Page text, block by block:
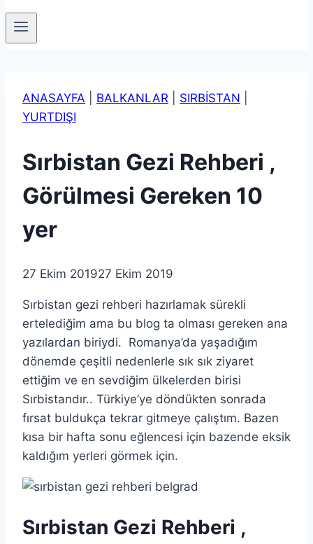
ANASAYFA BALKANLAR SIRBİSTAN
YURTDIŞI
Sırbistan Gezi Rehberi ,
Görülmesi Gereken 10
yer
27 Ekim 201927 Ekim 2019
Sırbistan gezi rehberi hazırlamak sürekli
ertelediğim ama bu blog ta olması gereken ana
yazılardan biriydi. Romanya’da yaşadığım
dönemde çeşitli nedenlerle sık sık ziyaret
ettiğim ve en sevdiğim ülkelerden birisi
Sırbistandır.. Türkiye’ye döndükten sonrada
fırsat buldukça tekrar gitmeye çalıştım. Bazen
kısa bir hafta sonu eğlencesi için bazende eksik
kaldığım yerleri görmek için.
Sırbistan Gezi Rehberi ,